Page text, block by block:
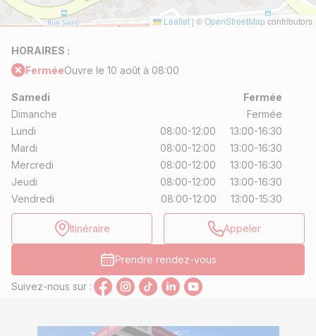
HORAIRES :
FerméeOuvre le 10 août à 08:00
Samedi
Fermée
Dimanche
Fermée
Lundi
08:00-12:00
13:00-16:30
Mardi
08:00-12:00
13:00-16:30
Mercredi
08:00-12:00
13:00-16:30
Jeudi
08:00-12:00
13:00-16:30
Vendredi
08:00-12:00 13:00-15:30
Itinéraire Appeler
Prendre rendez-vous
Suivez-nous sur :
Leaflet | ©OpenStreetMapcontributors